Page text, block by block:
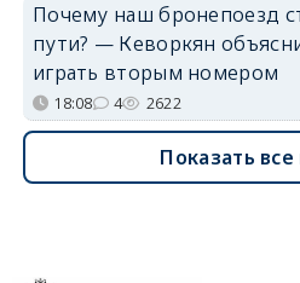
Почему наш бронепоезд
пути? — Кеворкян
играть вторым номером
18:08 4 2622
Показать все